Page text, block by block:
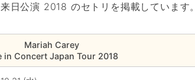
日公演 2018 のセトリを掲載しています。
Mariah Carey
in Concert Japan Tour 2018